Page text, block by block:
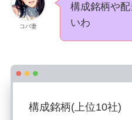
コバ妻
構成銘柄や
いわ
構成銘柄(上位10社)